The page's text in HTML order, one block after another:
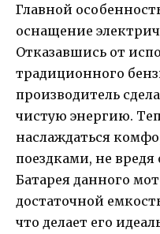
Главной
оснащение
Отказавшись от
традиционного
производитель
чистую энергию.
наслаждаться
поездками, не
Батарея данного
достаточной
что делает его